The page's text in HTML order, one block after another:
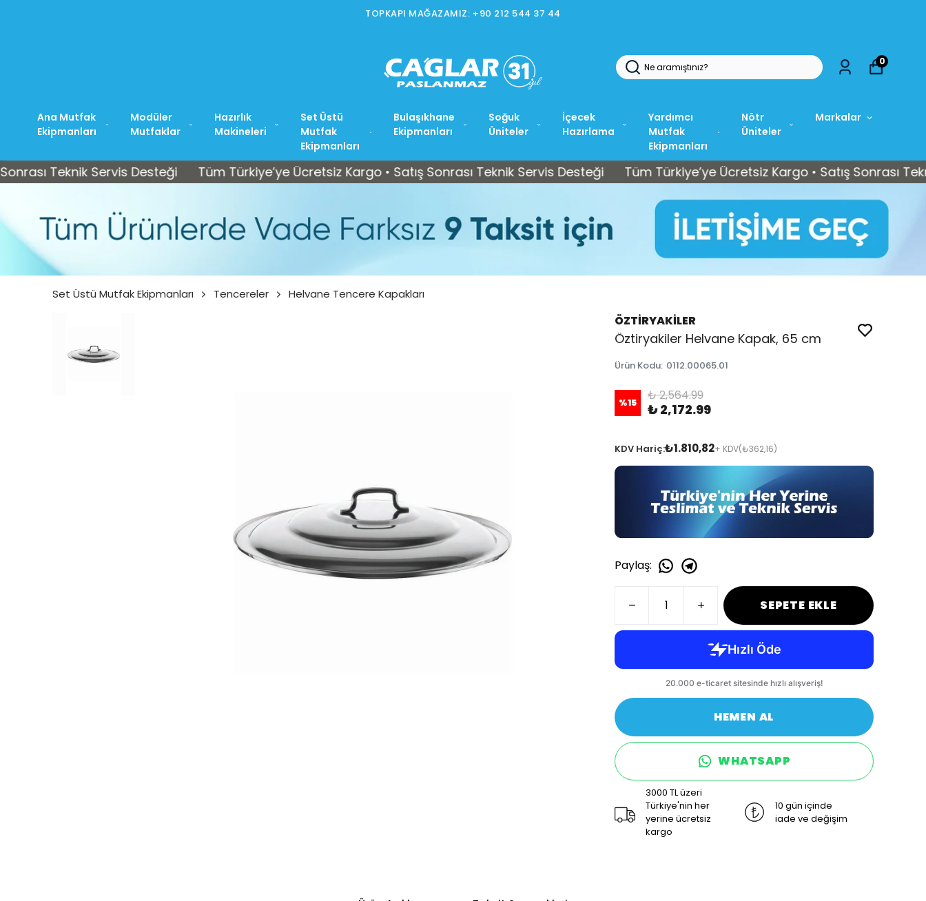
TOPKAPI MAĞAZAMIZ: +90 212 544 37 44
Ana Mutfak
Ekipmanları
Modüler
Mutfaklar
Hazırlık
Makineleri
Set Üstü
Mutfak
Ekipmanları
Bulaşıkhane
Ekipmanları
Soğuk
Üniteler
İçecek
Hazırlama
Yardımcı
Mutfak
Ekipmanları
Nötr
Üniteler
Markalar
0
Teknik Servis Desteği Tüm Türkiye’ye Ücretsiz Kargo • Satış Sonrası Teknik Servis Desteği Tüm Türkiye’ye Ücretsiz Kargo • Satış Sonrası Teknik
Set Üstü Mutfak Ekipmanları Tencereler Helvane Tencere Kapakları
ÖZTİRYAKİLER
Öztiryakiler Helvane Kapak, 65 cm
Ürün Kodu: 0112.00065.01
%15 ₺ 2,564.99
₺ 2,172.99
KDV Hariç:₺1.810,82+ KDV(₺362,16)
Paylaş:
SEPETE EKLE
HEMEN AL
WHATSAPP
3000 TL üzeri
Türkiye'nin her
yerine ücretsiz
kargo
10 gün içinde
iade ve değişim